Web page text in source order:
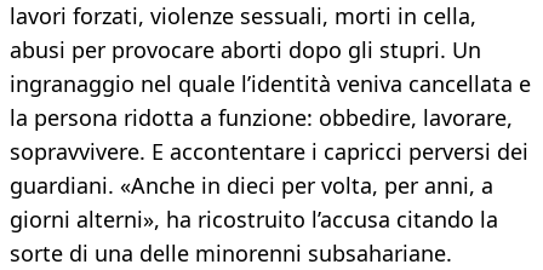
lavori forzati, violenze sessuali, morti in cella,
abusi per provocare aborti dopo gli stupri. Un
ingranaggio nel quale l’identità veniva cancellata e
la persona ridotta a funzione: obbedire, lavorare,
sopravvivere. E accontentare i capricci perversi dei
guardiani. «Anche in dieci per volta, per anni, a
giorni alterni», ha ricostruito l’accusa citando la
sorte di una delle minorenni subsahariane.